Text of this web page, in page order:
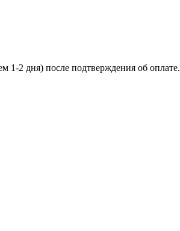
1-2 дня) после подтверждения об оплате.